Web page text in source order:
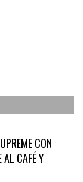
CON
AL CAFÉ Y